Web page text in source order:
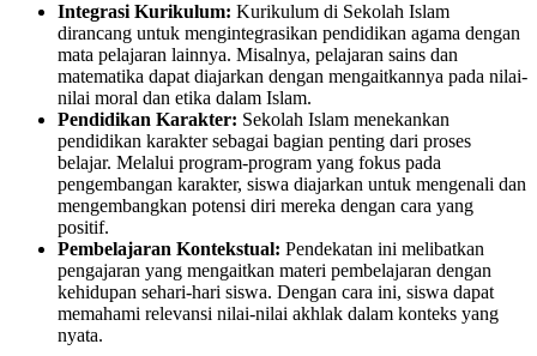
Integrasi Kurikulum: Kurikulum di Sekolah Islam
dirancang untuk mengintegrasikan pendidikan agama dengan
mata pelajaran lainnya. Misalnya, pelajaran sains dan
matematika dapat diajarkan dengan mengaitkannya pada nilai-
nilai moral dan etika dalam Islam.
Pendidikan Karakter: Sekolah Islam menekankan
pendidikan karakter sebagai bagian penting dari proses
belajar. Melalui program-program yang fokus pada
pengembangan karakter, siswa diajarkan untuk mengenali dan
mengembangkan potensi diri mereka dengan cara yang
positif.
Pembelajaran Kontekstual: Pendekatan ini melibatkan
pengajaran yang mengaitkan materi pembelajaran dengan
kehidupan sehari-hari siswa. Dengan cara ini, siswa dapat
memahami relevansi nilai-nilai akhlak dalam konteks yang
nyata.